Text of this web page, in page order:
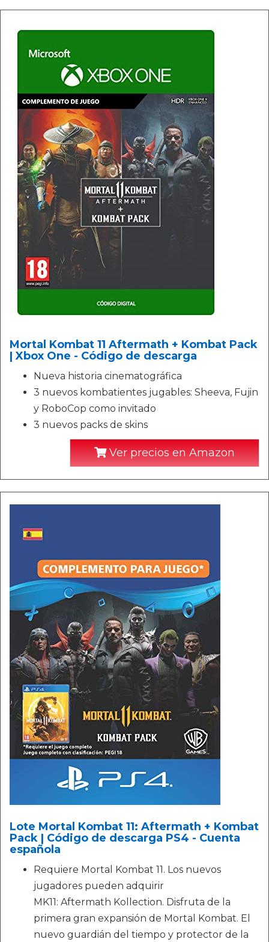
Mortal Kombat 11 Aftermath + Kombat Pack
| Xbox One - Código de descarga
Nueva historia cinematográfica
3 nuevos kombatientes jugables: Sheeva, Fujin
y RoboCop como invitado
3 nuevos packs de skins
Ver precios en Amazon
Lote Mortal Kombat 11: Aftermath + Kombat
Pack | Código de descarga PS4 - Cuenta
española
Requiere Mortal Kombat 11. Los nuevos
jugadores pueden adquirir
MK11: Aftermath Kollection. Disfruta de la
primera gran expansión de Mortal Kombat. El
nuevo guardián del tiempo y protector de la